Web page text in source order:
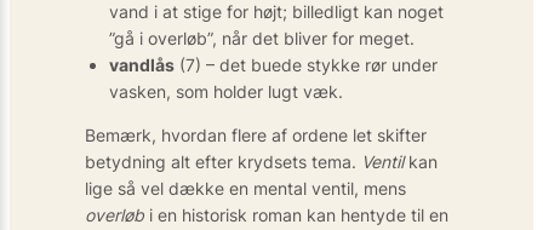
vand i at stige for højt; billedligt kan noget
”gå i overløb”, når det bliver for meget.
vandlås (7) – det buede stykke rør under
vasken, som holder lugt væk.
Bemærk, hvordan flere af ordene let skifter
betydning alt efter krydsets tema. Ventilkan
lige så vel dække en mental ventil, mens
overløb i en historisk roman kan hentyde til en